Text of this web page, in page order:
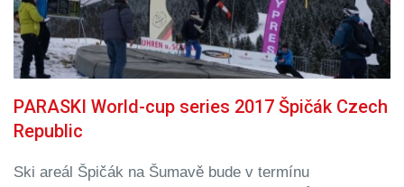
PARASKI World-cup series 2017 Špičák Czech
Republic
Ski areál Špičák na Šumavě bude v termínu